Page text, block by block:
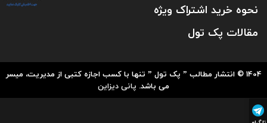
نحوه خرید اشتراک ویژه
مقالات پک تول
1404 © انتشار مطالب ” پک تول ” تنها با کسب اجازه کتبی از مدیریت، میسر
می باشد. پانی دیزاین